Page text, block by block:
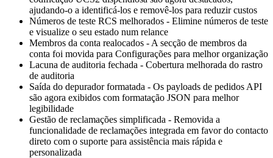
ajudando-o a identificá-los e removê-los para reduzir custos
Números de teste RCS melhorados - Elimine números de teste
e visualize o seu estado num relance
Membros da conta realocados - A secção de membros da
conta foi movida para Configurações para melhor organização
Lacuna de auditoria fechada - Cobertura melhorada do rastro
de auditoria
Saída do depurador formatada - Os payloads de pedidos API
são agora exibidos com formatação JSON para melhor
legibilidade
Gestão de reclamações simplificada - Removida a
funcionalidade de reclamações integrada em favor do contacto
direto com o suporte para assistência mais rápida e
personalizada